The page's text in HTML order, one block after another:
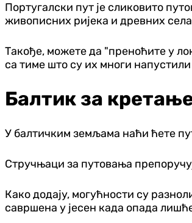
Португалски пут је сликовито
живописних ријека и древних
Такође, можете да "преноћите у
са тиме што су их многи
Балтик за
У балтичким земљама наћи ћете
Стручњаци за путовања
Како додају, могућности су
савршена у јесен када опада